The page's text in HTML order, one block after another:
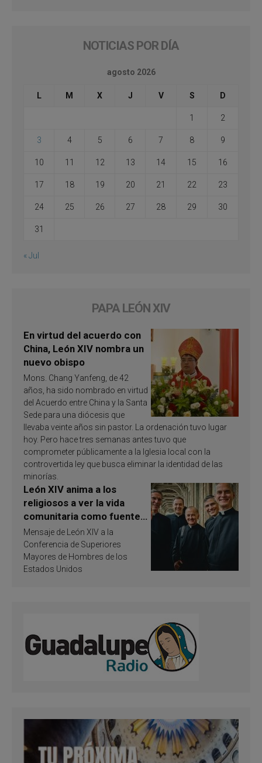
NOTICIAS POR DÍA
agosto 2026
L M X J V S D
1 2
3 4 5 6 7 8 9
10 11 12 13 14 15 16
17 18 19 20 21 22 23
24 25 26 27 28 29 30
31
« Jul
PAPA LEÓN XIV
En virtud del acuerdo con
China, León XIV nombra un
nuevo obispo
Mons. Chang Yanfeng, de 42
años, ha sido nombrado en virtud
del Acuerdo entre China y la Santa
Sede para una diócesis que
llevaba veinte años sin pastor. La ordenación tuvo lugar
hoy. Pero hace tres semanas antes tuvo que
comprometer públicamente a la Iglesia local con la
controvertida ley que busca eliminar la identidad de las
minorías.
León XIV anima a los
religiosos a ver la vida
comunitaria como fuente
de inspiración y
santificación
Mensaje de León XIV a la
Conferencia de Superiores
Mayores de Hombres de los
Estados Unidos